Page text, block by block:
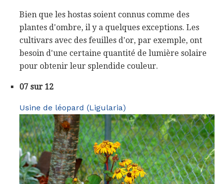
Bien que les hostas soient connus comme des
plantes d'ombre, il y a quelques exceptions. Les
cultivars avec des feuilles d'or, par exemple, ont
besoin d'une certaine quantité de lumière solaire
pour obtenir leur splendide couleur.
07 sur 12
Usine de léopard (Ligularia)